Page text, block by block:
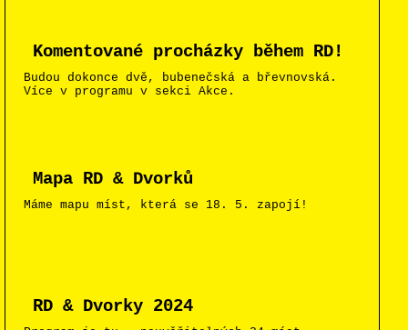
Komentované procházky během RD!
Budou dokonce dvě, bubenečská a břevnovská.
Více v programu v sekci Akce.
Mapa RD & Dvorků
Máme mapu míst, která se 18. 5. zapojí!
RD & Dvorky 2024